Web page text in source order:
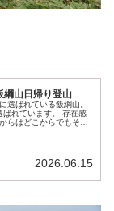
綱山日帰り登山
選ばれている飯綱山。
れています。 存在感
らはどこからでもその
2026.06.15